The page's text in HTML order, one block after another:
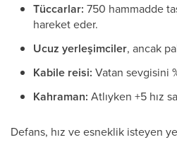
Tüccarlar: 750 hammadde
hareket eder.
Ucuz yerleşimciler, ancak
Kabile reisi: Vatan sevgisini
Kahraman: Atlıyken +5 hız
Defans, hız ve esneklik isteyen